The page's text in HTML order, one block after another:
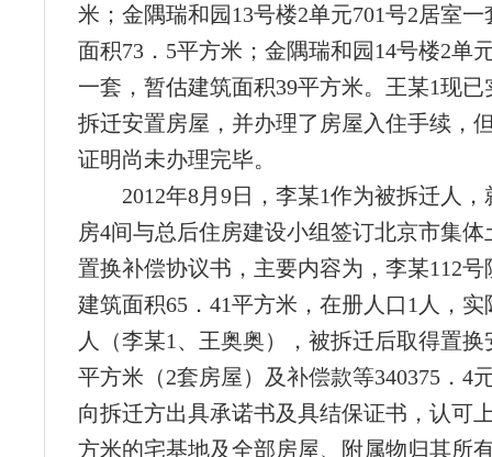
米；金隅瑞和园13号楼2单元701号2居室
面积73．5平方米；金隅瑞和园14号楼2单
一套，暂估建筑面积39平方米。王某1现
拆迁安置房屋，并办理了房屋入住手续，
证明尚未办理完毕。
2012年8月9日，李某1作为被拆迁人，
房4间与总后住房建设小组签订北京市集
置换补偿协议书，主要内容为，李某112
建筑面积65．41平方米，在册人口1人，实
人（李某1、王奥奥），被拆迁后取得置换
平方米（2套房屋）及补偿款等340375．4
向拆迁方出具承诺书及具结保证书，认可
方米的宅基地及全部房屋、附属物归其所